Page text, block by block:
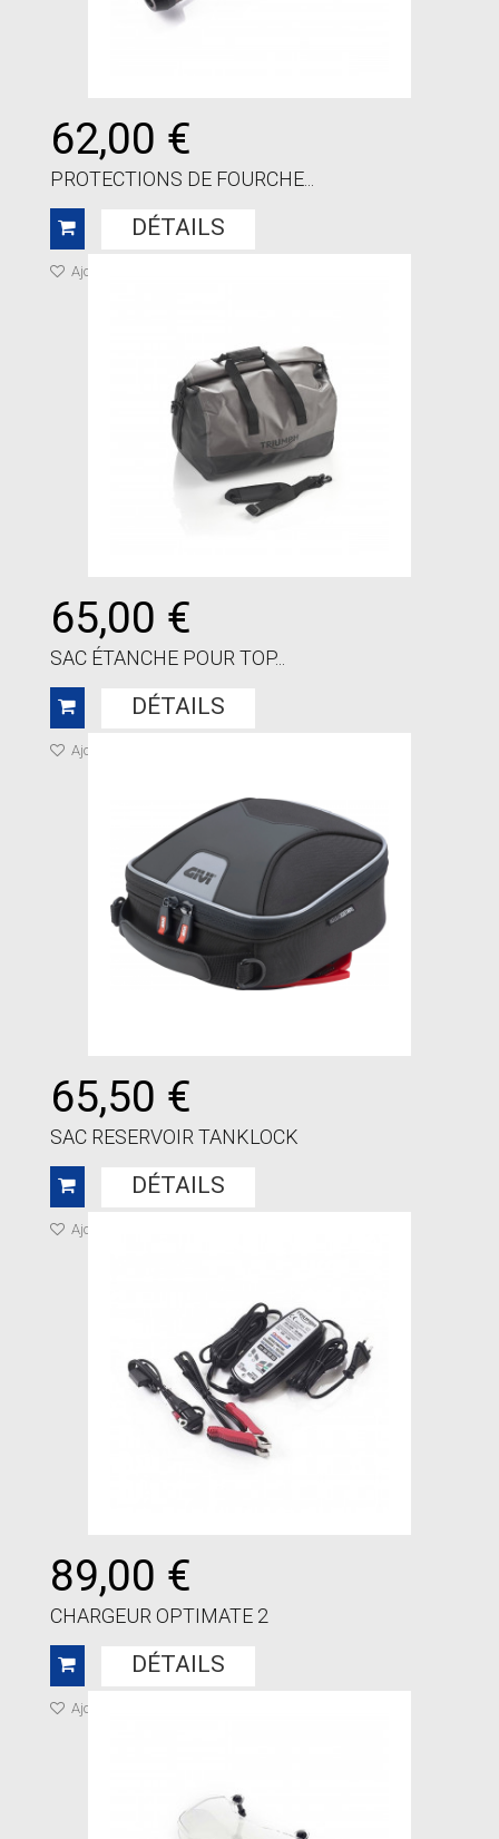
62,00 €
PROTECTIONS DE FOURCHE...
DÉTAILS
Ajouter à ma liste de cadeaux
65,00 €
SAC ÉTANCHE POUR TOP...
DÉTAILS
Ajouter à ma liste de cadeaux
65,50 €
SAC RESERVOIR TANKLOCK
DÉTAILS
Ajouter à ma liste de cadeaux
89,00 €
CHARGEUR OPTIMATE 2
DÉTAILS
Ajouter à ma liste de cadeaux